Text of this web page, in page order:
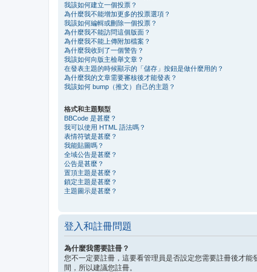
我該如何建立一個投票？
為什麼我不能增加更多的投票選項？
我該如何編輯或刪除一個投票？
為什麼我不能訪問這個版面？
為什麼我不能上傳附加檔案？
為什麼我收到了一個警告？
我該如何向版主檢舉文章？
在發表主題的時候顯示的「儲存」按鈕是做什麼用的？
為什麼我的文章需要審核後才能發表？
我該如何 bump（推文）自己的主題？
格式和主題類型
BBCode 是甚麼？
我可以使用 HTML 語法嗎？
表情符號是甚麼？
我能貼圖嗎？
全域公告是甚麼？
公告是甚麼？
置頂主題是甚麼？
鎖定主題是甚麼？
主題圖示是甚麼？
登入和註冊問題
為什麼我需要註冊？
您不一定要註冊，這要看管理員是否設定您需要註冊後才
間，所以建議您註冊。